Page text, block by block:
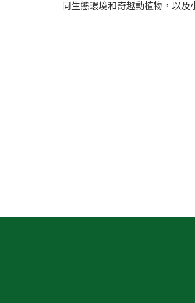
同生態環境和奇趣動植物，以及